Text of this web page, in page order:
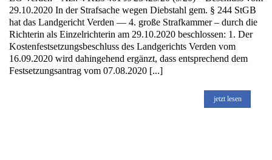
29.10.2020 In der Strafsache wegen Diebstahl gem. § 244 StGB
hat das Landgericht Verden — 4. große Strafkammer – durch die
Richterin als Einzelrichterin am 29.10.2020 beschlossen: 1. Der
Kostenfestsetzungsbeschluss des Landgerichts Verden vom
16.09.2020 wird dahingehend ergänzt, dass entsprechend dem
Festsetzungsantrag vom 07.08.2020 [...]
jetzt lesen